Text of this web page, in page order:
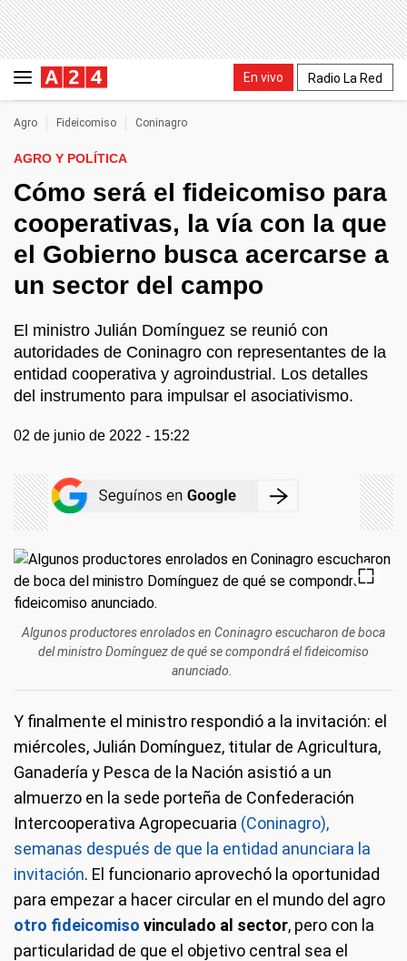
En vivo Radio La Red
Agro Fideicomiso Coninagro
AGRO Y POLÍTICA
Cómo será el fideicomiso para
cooperativas, la vía con la que
el Gobierno busca acercarse a
un sector del campo
El ministro Julián Domínguez se reunió con
autoridades de Coninagro con representantes de la
entidad cooperativa y agroindustrial. Los detalles
del instrumento para impulsar el asociativismo.
02 de junio de 2022 - 15:22
Algunos productores enrolados en Coninagro escucharon de boca
del ministro Domínguez de qué se compondrá el fideicomiso
anunciado.
Y finalmente el ministro respondió a la invitación: el
miércoles, Julián Domínguez, titular de Agricultura,
Ganadería y Pesca de la Nación asistió a un
almuerzo en la sede porteña de Confederación
Intercooperativa Agropecuaria (Coninagro),
semanas después de que la entidad anunciara la
invitación. El funcionario aprovechó la oportunidad
para empezar a hacer circular en el mundo del agro
otro fideicomiso vinculado al sector, pero con la
particularidad de que el objetivo central sea el